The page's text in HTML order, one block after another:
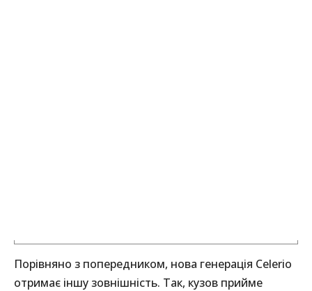
Порівняно з попередником, нова генерація Celerio
отримає іншу зовнішність. Так, кузов прийме